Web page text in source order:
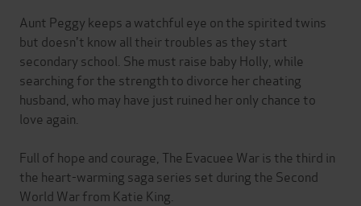
Aunt Peggy keeps a watchful eye on the spirited twins
but doesn't know all their troubles as they start
secondary school. She must raise baby Holly, while
searching for the strength to divorce her cheating
husband, who may have just ruined her only chance to
love again.
Full of hope and courage, The Evacuee War is the third in
the heart-warming saga series set during the Second
World War from Katie King.